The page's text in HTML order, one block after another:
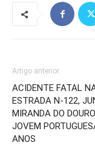
Artigo anterior
ACIDENTE FATAL
ESTRADA N-122,
MIRANDA DO
JOVEM
ANOS